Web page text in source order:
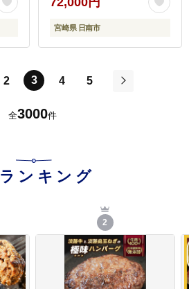
贅沢 高級 ご褒美 お祝 記
念日 ブランド牛 お取り寄
せ 宮崎県 日南市 送料無
宮崎県 日南市
2 3 4
5
全3000件
ランキング
2